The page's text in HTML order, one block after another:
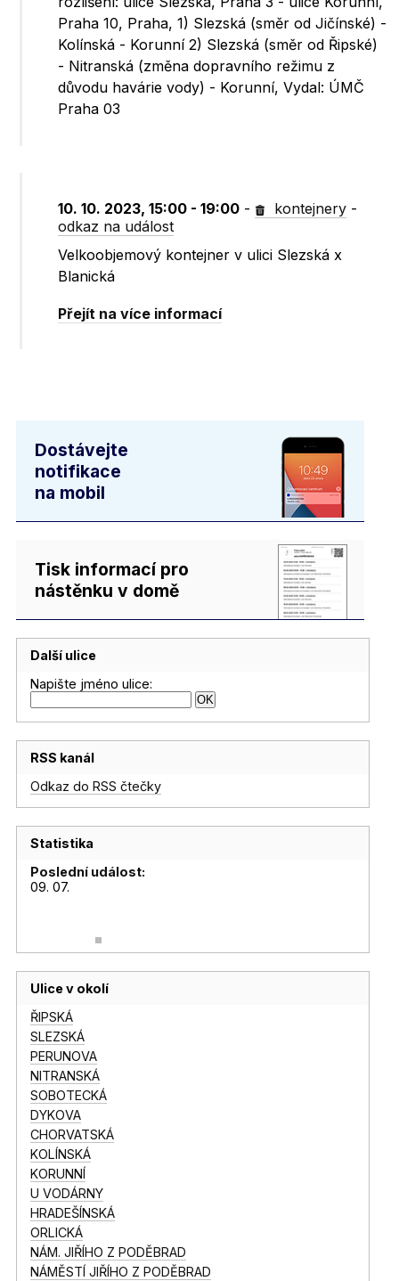
Praha 10, Praha, 1) Slezská (směr od Jičínské) -
Kolínská - Korunní 2) Slezská (směr od Řipské)
- Nitranská (změna dopravního režimu z
důvodu havárie vody) - Korunní, Vydal: ÚMČ
Praha 03
10. 10. 2023, 15:00 - 19:00 - kontejnery -
odkaz na událost
Velkoobjemový kontejner v ulici Slezská x
Blanická
Přejít na více informací
Dostávejte
notifikace
na mobil
Tisk informací pro
nástěnku v domě
Další ulice
Napište jméno ulice:
RSS kanál
Odkaz do RSS čtečky
Statistika
Poslední událost:
09. 07.
Ulice v okolí
ŘIPSKÁ
SLEZSKÁ
PERUNOVA
NITRANSKÁ
SOBOTECKÁ
DYKOVA
CHORVATSKÁ
KOLÍNSKÁ
KORUNNÍ
U VODÁRNY
HRADEŠÍNSKÁ
ORLICKÁ
NÁM. JIŘÍHO Z PODĚBRAD
NÁMĚSTÍ JIŘÍHO Z PODĚBRAD